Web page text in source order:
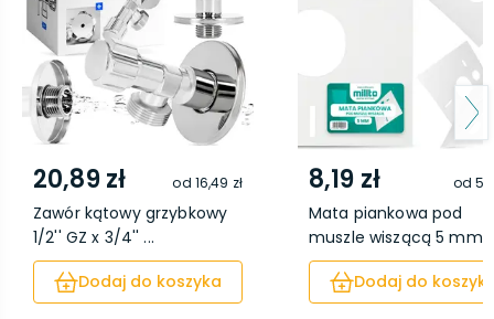
20,89 zł od 16,49 zł
Zawór kątowy grzybkowy
1/2'' GZ x 3/4'' ...
Dodaj do koszyka
8,19 zł od
Mata piankowa pod
muszle wiszącą 5 mm
Dodaj do